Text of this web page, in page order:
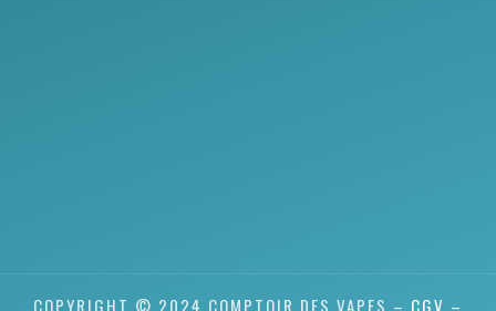
COPYRIGHT © 2024 COMPTOIR DES VAPES – CGV –